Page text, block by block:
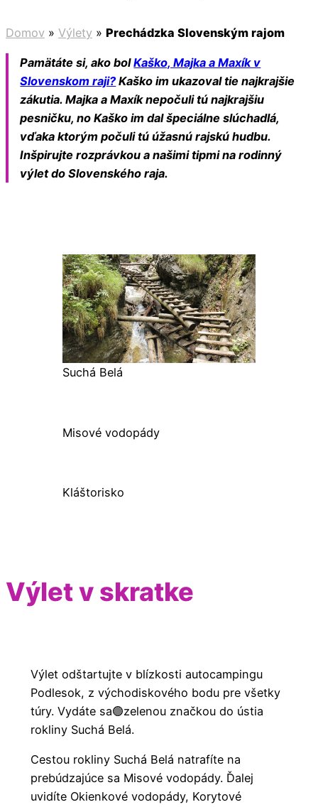
Domov » Výlety » Prechádzka Slovenským rajom
Pamätáte si, ako bolKaško, Majka a Maxík v
Slovenskom raji? Kaško im ukazoval tie najkrajšie
zákutia. Majka a Maxík nepočuli tú najkrajšiu
pesničku, no Kaško im dal špeciálne slúchadlá,
vďaka ktorým počuli tú úžasnú rajskú hudbu.
Inšpirujte rozprávkou a našimi tipmi na rodinný
výlet do Slovenského raja.
Suchá Belá
Misové vodopády
Kláštorisko
Výlet v skratke
Výlet odštartujte v blízkosti autocampingu
Podlesok, z východiskového bodu pre všetky
túry. Vydáte sa🟢zelenou značkou do ústia
rokliny Suchá Belá.
Cestou rokliny Suchá Belá natrafíte na
prebúdzajúce sa Misové vodopády. Ďalej
uvidíte Okienkové vodopády, Korytové